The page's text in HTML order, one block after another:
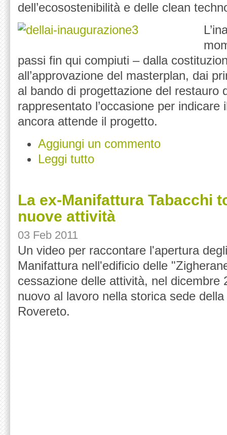
dell’ecosostenibilità e delle clean
passi fin qui compiuti – dalla
all’approvazione del masterplan, dai
al bando di progettazione del restauro
rappresentato l’occasione per
ancora attende il progetto.
Aggiungi un commento
Leggi tutto
La ex-Manifattura Tabacchi
nuove attività
03 Feb 2011
Un video per raccontare l'apertura
Manifattura nell'edificio delle
cessazione delle attività, nel dicembre
nuovo al lavoro nella storica sede
Rovereto.